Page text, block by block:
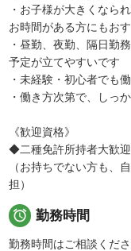
・お子様が大きくなら
お時間がある方にもおす
・昼勤、夜勤、隔日勤
予定が立てやすいです
・未経験・初心者でも
・働き方次第で、しっ
《歓迎資格》
◆二種免許所持者大歓迎
（お持ちでない方も、
担）
 勤務時間
勤務時間はご相談くださ